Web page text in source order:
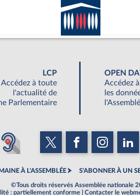
LCP
Accédez à toute
l'actualité de
Parlementaire
OPEN
Accédez
les
À L'ASSEMBLÉE S'ABONNER À UN
©Tous droits réservés Assemblée nationale
: partiellement conforme Contacter le